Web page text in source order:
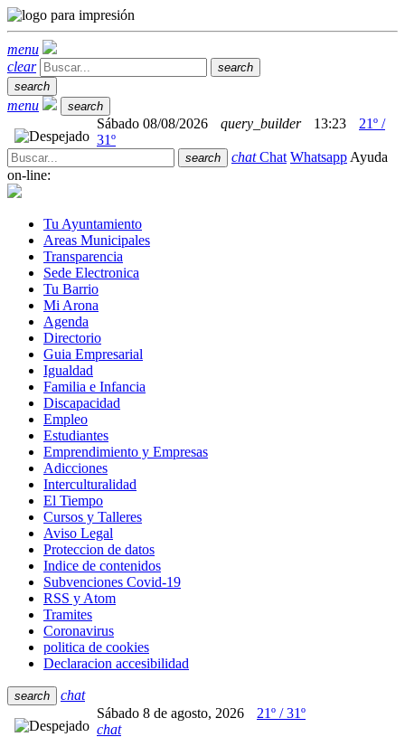
menu
clear
search
search
menu search
Sábado 08/08/2026 query_builder 13:23
21º /
31º
search chatChat Whatsapp Ayuda
on-line:
Tu Ayuntamiento
Areas Municipales
Transparencia
Sede Electronica
Tu Barrio
Mi Arona
Agenda
Directorio
Guia Empresarial
Igualdad
Familia e Infancia
Discapacidad
Empleo
Estudiantes
Emprendimiento y Empresas
Adicciones
Interculturalidad
El Tiempo
Cursos y Talleres
Aviso Legal
Proteccion de datos
Indice de contenidos
Subvenciones Covid-19
RSS y Atom
Tramites
Coronavirus
politica de cookies
Declaracion accesibilidad
search
chat
Sábado 8 de agosto, 2026
21º / 31º
chat